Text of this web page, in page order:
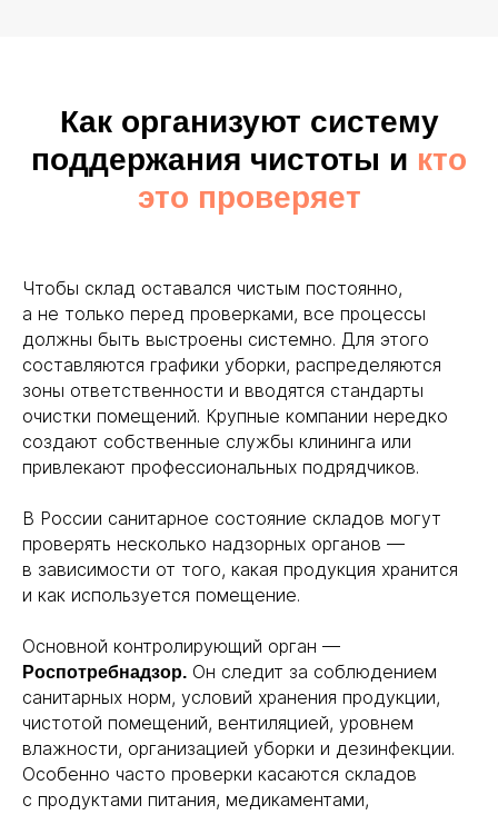
Как организуют систему
поддержания чистоты и кто
это проверяет
Чтобы склад оставался чистым постоянно,
а не только перед проверками, все процессы
должны быть выстроены системно. Для этого
составляются графики уборки, распределяются
зоны ответственности и вводятся стандарты
очистки помещений. Крупные компании нередко
создают собственные службы клининга или
привлекают профессиональных подрядчиков.
В России санитарное состояние складов могут
проверять несколько надзорных органов —
в зависимости от того, какая продукция хранится
и как используется помещение.
Основной контролирующий орган —
Роспотребнадзор. Он следит за соблюдением
санитарных норм, условий хранения продукции,
чистотой помещений, вентиляцией, уровнем
влажности, организацией уборки и дезинфекции.
Особенно часто проверки касаются складов
с продуктами питания, медикаментами,
ООО « СКЛАДСТОР» ИНН7720940089
МОСКВА
П. ПЕРВОМАЙСКОЕ УЛ. РАБОЧАЯ Д 1
МОСКОВСКАЯ ОБЛАСТЬ
ЭЛЕКТРОЛИТНЫЙ ПРОЕЗД Д 10
КПП772001001 ОГРН1247700732960